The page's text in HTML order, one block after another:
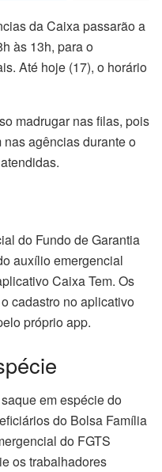
da Caixa passarão a
às 13h, para o
Até hoje (17), o horário
madrugar nas filas, pois
agências durante o
do Fundo de Garantia
auxílio emergencial
Caixa Tem. Os
cadastro no aplicativo
próprio app.
em espécie do
do Bolsa Família
do FGTS
os trabalhadores